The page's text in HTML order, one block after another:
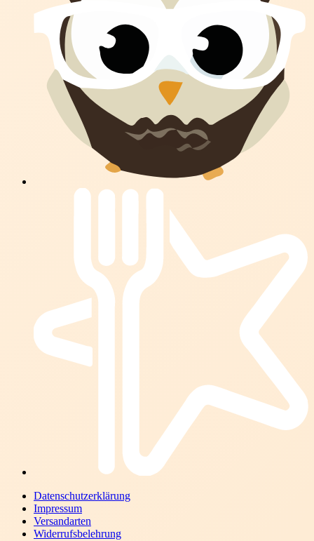
Datenschutzerklärung
Impressum
Versandarten
Widerrufsbelehrung